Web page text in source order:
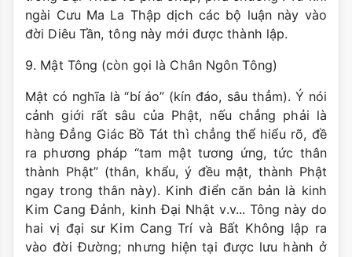
ngài Cưu Ma La Thập dịch các bộ luận này vào
đời Diêu Tần, tông này mới được thành lập.
9. Mật Tông (còn gọi là Chân Ngôn Tông)
Mật có nghĩa là “bí áo” (kín đáo, sâu thẳm). Ý nói
cảnh giới rất sâu của Phật, nếu chẳng phải là
hàng Ðẳng Giác Bồ Tát thì chẳng thể hiểu rõ, đề
ra phương pháp “tam mật tương ứng, tức thân
thành Phật” (thân, khẩu, ý đều mật, thành Phật
ngay trong thân này). Kinh điển căn bản là kinh
Kim Cang Ðảnh, kinh Ðại Nhật v.v... Tông này do
hai vị đại sư Kim Cang Trí và Bất Không lập ra
vào đời Ðường; nhưng hiện tại được lưu hành ở